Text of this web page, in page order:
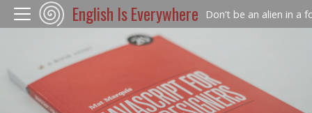
English Is Everywhere Don’t be an alien in a